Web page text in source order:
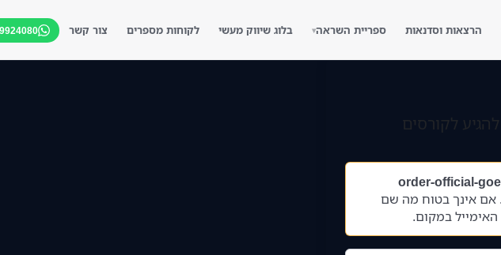
הרצאות וסדנאות ספריית השראה▾ בלוג שיווק מעשי לקוחות מספרים צור קשר
לקורסים
order-official-
אם אינך בטוח מה שם
במקום.